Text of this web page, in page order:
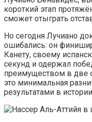
короткий этап
сможет отыграть
Но сегодня Лучиано
ошибались: он
Канету, своему
секунд и одержал
преимуществом в две
это минимальная
результатами в